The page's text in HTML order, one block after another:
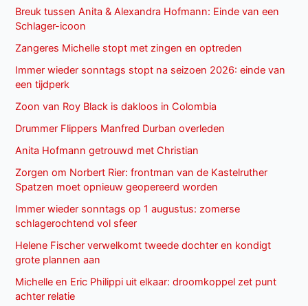
Breuk tussen Anita & Alexandra Hofmann: Einde van een
Schlager-icoon
Zangeres Michelle stopt met zingen en optreden
Immer wieder sonntags stopt na seizoen 2026: einde van
een tijdperk
Zoon van Roy Black is dakloos in Colombia
Drummer Flippers Manfred Durban overleden
Anita Hofmann getrouwd met Christian
Zorgen om Norbert Rier: frontman van de Kastelruther
Spatzen moet opnieuw geopereerd worden
Immer wieder sonntags op 1 augustus: zomerse
schlagerochtend vol sfeer
Helene Fischer verwelkomt tweede dochter en kondigt
grote plannen aan
Michelle en Eric Philippi uit elkaar: droomkoppel zet punt
achter relatie